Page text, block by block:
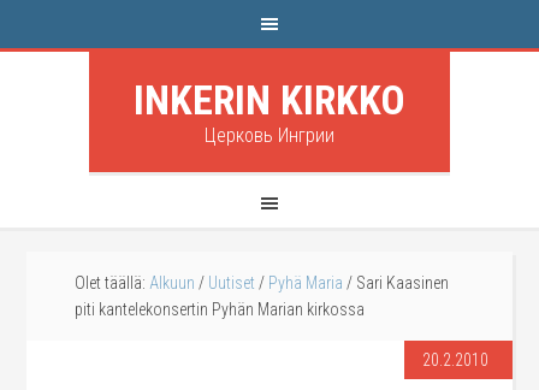
INKERIN KIRKKO
Церковь Ингрии
Olet täällä: Alkuun / Uutiset / Pyhä Maria / Sari Kaasinen
piti kantelekonsertin Pyhän Marian kirkossa
20.2.2010